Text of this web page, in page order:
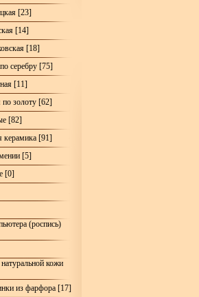
[23]
[14]
[18]
серебру [75]
[11]
по золоту [62]
[82]
керамика [91]
[5]
[0]
(роспись)
кожи
из фарфора [17]